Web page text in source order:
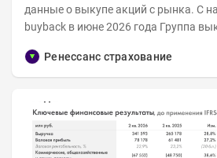
данные о выкупе акций с рынка. C
buyback в июне 2026 года Группа
Ренессанс страхование